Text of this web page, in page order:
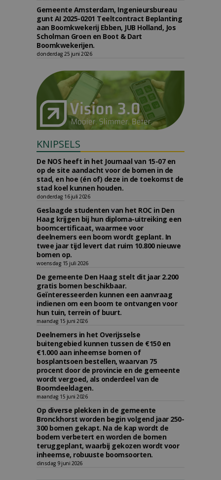
Gemeente Amsterdam, Ingenieursbureau
gunt AI 2025-0201 Teeltcontract Beplanting
aan Boomkwekerij Ebben, JUB Holland, Jos
Scholman Groen en Boot & Dart
Boomkwekerijen.
donderdag 25 juni 2026
KNIPSELS
De NOS heeft in het Journaal van 15-07 en
op de site aandacht voor de bomen in de
stad, en hoe (én of) deze in de toekomst de
stad koel kunnen houden.
donderdag 16 juli 2026
Geslaagde studenten van het ROC in Den
Haag krijgen bij hun diploma-uitreiking een
boomcertificaat, waarmee voor
deelnemers een boom wordt geplant. In
twee jaar tijd levert dat ruim 10.800 nieuwe
bomen op.
woensdag 15 juli 2026
De gemeente Den Haag stelt dit jaar 2.200
gratis bomen beschikbaar.
Geïnteresseerden kunnen een aanvraag
indienen om een boom te ontvangen voor
hun tuin, terrein of buurt.
maandag 15 juni 2026
Deelnemers in het Overijsselse
buitengebied kunnen tussen de €150 en
€1.000 aan inheemse bomen of
bosplantsoen bestellen, waarvan 75
procent door de provincie en de gemeente
wordt vergoed, als onderdeel van de
Boomdeeldagen.
maandag 15 juni 2026
Op diverse plekken in de gemeente
Bronckhorst worden begin volgend jaar 250-
300 bomen gekapt. Na de kap wordt de
bodem verbetert en worden de bomen
teruggeplant, waarbij gekozen wordt voor
inheemse, robuuste boomsoorten.
dinsdag 9 juni 2026